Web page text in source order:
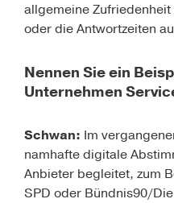
allgemeine
oder die Antwortzeiten
Nennen Sie ein
Unternehmen
Schwan: Im
namhafte digitale
Anbieter begleitet, zum
SPD oder Bündnis90/